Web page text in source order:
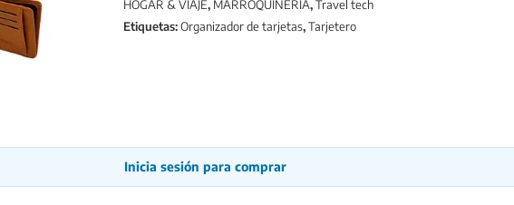
HOGAR & VIAJE, MARROQUINERÍA,Travel tech
Etiquetas:Organizador de tarjetas,Tarjetero
Inicia sesión para comprar